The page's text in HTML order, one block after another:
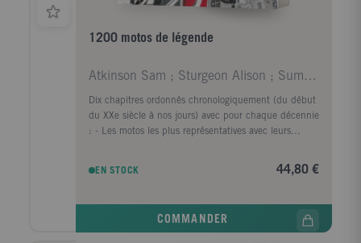
1200 motos de légende
Atkinson Sam ; Sturgeon Alison ; Summers David ; W
Dix chapitres ordonnés chronologiquement (du début
du XXe siècle à nos jours) avec pour chaque décennie
: - Les motos les plus représentatives avec leurs
moto est examinée sous différents aspects : " l'avant "
Des dossiers spéciaux sur des marques de légendes
EN STOCK 44,80 €
COMMANDER